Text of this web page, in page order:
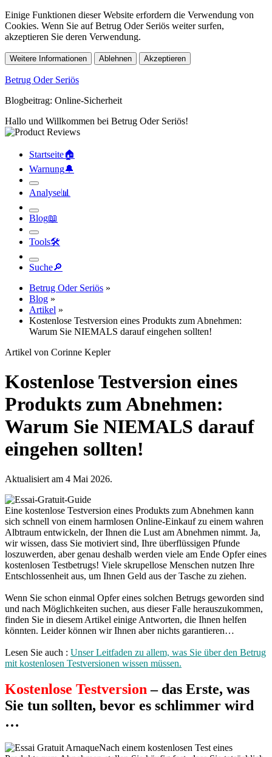
Einige Funktionen dieser Website erfordern die Verwendung von
Cookies. Wenn Sie auf Betrug Oder Seriös weiter surfen,
akzeptieren Sie deren Verwendung.
Weitere Informationen Ablehnen Akzeptieren
Betrug Oder Seriös
Blogbeitrag: Online-Sicherheit
Hallo und Willkommen bei Betrug Oder Seriös!
Startseite🏠︎
Warnung🔔︎
Analyse📊︎
Blog📖︎
Tools🛠︎
Suche🔎︎
Betrug Oder Seriös »
Blog »
Artikel »
Kostenlose Testversion eines Produkts zum Abnehmen:
Warum Sie NIEMALS darauf eingehen sollten!
Artikel von Corinne Kepler
Kostenlose Testversion eines
Produkts zum Abnehmen:
Warum Sie NIEMALS darauf
eingehen sollten!
Aktualisiert am 4 Mai 2026.
Eine kostenlose Testversion eines Produkts zum Abnehmen kann
sich schnell von einem harmlosen Online-Einkauf zu einem wahren
Albtraum entwickeln, der Ihnen die Lust am Abnehmen nimmt. Ja,
wir wissen, dass Sie motiviert sind, Ihre überflüssigen Pfunde
loszuwerden, aber genau deshalb werden viele am Ende Opfer eines
kostenlosen Testbetrugs! Viele skrupellose Menschen nutzen Ihre
Entschlossenheit aus, um Ihnen Geld aus der Tasche zu ziehen.
Wenn Sie schon einmal Opfer eines solchen Betrugs geworden sind
und nach Möglichkeiten suchen, aus dieser Falle herauszukommen,
finden Sie in diesem Artikel einige Antworten, die Ihnen helfen
könnten. Leider können wir Ihnen aber nichts garantieren…
Lesen Sie auch : Unser Leitfaden zu allem, was Sie über den Betrug
mit kostenlosen Testversionen wissen müssen.
Kostenlose Testversion – das Erste, was
Sie tun sollten, bevor es schlimmer wird
…
Nach einem kostenlosen Test eines